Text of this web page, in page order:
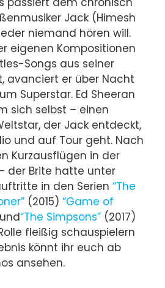
Jack (Himesh
niemand hören will.
eigenen Kompositionen
Songs aus seiner
avanciert er über Nacht
Superstar. Ed Sheeran
sich selbst – einen
der Jack entdeckt,
und auf Tour geht. Nach
Kurzausflügen in der
der Brite hatte unter
in den Serien “The
(2015) “Game of
“The Simpsons” (2017)
fleißig schauspielern
könnt ihr euch ab
ansehen.